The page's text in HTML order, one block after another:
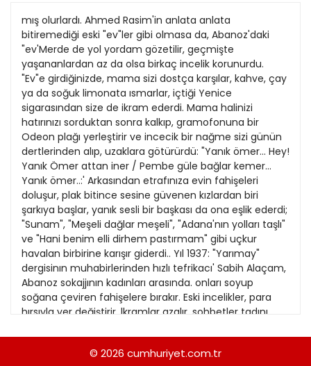
Evleniyoruz
Güney Dogu
Kitap Eki
Özel Ekler
Özel Okullar
Sevgililer Günü
Siyaset Eki
Sürdürülebilir yaşam
Turizm Eki
Yerel Yönetimler
11
12
13
14
15
16
17
18
19
20
21
22
23
mış olurlardı. Ahmed Rasim'in anlata anlata
bitiremediği eski "ev"ler gibi olmasa da, Abanoz'daki
"ev'Merde de yol yordam gözetilir, geçmişte
yaşananlardan az da olsa birkaç incelik korunurdu.
"Ev"e girdiğinizde, mama sizi dostça karşılar, kahve, çay
ya da soğuk limonata ısmarlar, içtiği Yenice
sigarasından size de ikram ederdi. Mama halinizi
hatırınızı sorduktan sonra kalkıp, gramofonuna bir
Odeon plağı yerleştirir ve incecik bir nağme sizi günün
dertlerinden alıp, uzaklara götürürdü: "Yanık ömer... Hey!
Yanık Ömer attan iner / Pembe güle bağlar kemer...
Yanık ömer..:' Arkasından etrafınıza evin fahişeleri
doluşur, plak bitince sesine güvenen kızlardan biri
şarkıya başlar, yanık sesli bir başkası da ona eşlik ederdi;
"Sunam", "Meşeli dağlar meşeli", "Adana'nın yolları taşlı"
ve "Hani benim elli dirhem pastırmam" gibi uçkur
havalan birbirine karışır giderdi.. Yıl 1937: "Yarımay"
dergisinın muhabirlerinden hızlı tefrikacı' Sabih Alaçam,
Abanoz sokajjının kadınları arasında. onları soyup
soğana çeviren fahişelere bırakır. Eski incelikler, para
hırsıyla yer değiştirir. lkramlar azalır, sohbetler tadını
Muhabbetine doyum olmayan mamalar "ev'Merin
kapısının' önünde biriken erkek kalabalığına; "Hadi
© 2026 cumhuriyet.com.tr